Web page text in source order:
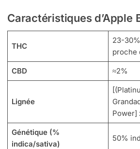
Caractéristiques d’Apple
THC
23-
proche
CBD ≈2%
Lignée
Power]
Génétique (%
indica/sativa)
50%